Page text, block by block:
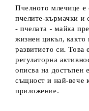
Пчелното млечице е
пчелите-кърмачки и
- пчелата - майка
жизнен цикъл, както
развитието си.
регулаторна
описва на достъпен
същност и най-вече
приложение.